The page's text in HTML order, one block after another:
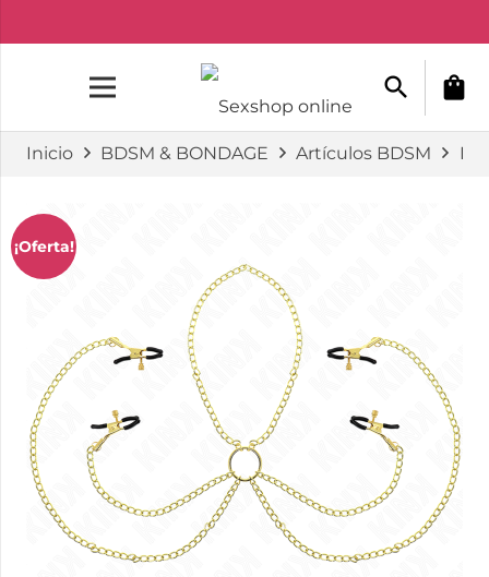
search shopping_bag
Inicio BDSM & BONDAGE Artículos BDSM
¡Oferta!